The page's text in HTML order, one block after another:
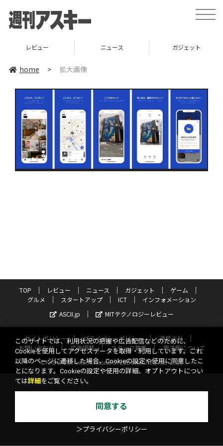
toggle
レビュー ニュース ガジェット
home > 拡大画像
TOP レビュー ニュース ガジェット
ゲーム
グルメ
スタートアップ ICT
インフォメーション
ASCII.jp
MITテクノロジーレビュー
サイトポリシー プライバシーポリシー
運営会社
お問い合わせ
広告掲載 スタッフ募集
電子版について
©KADOKAWA ASCII Research Laboratories, Inc. 2026
このサイトでは、利用状況の把握や広告配信などのために、
Cookieを使用してアクセスデータを取得・利用しています。これ
以降のページに遷移した場合、Cookieの設定や使用に同意したこ
とになります。Cookieの設定や使用の詳細、オプトアウトについ
ては詳細 をご覧ください。
同意する
＞プライバシーポリシー